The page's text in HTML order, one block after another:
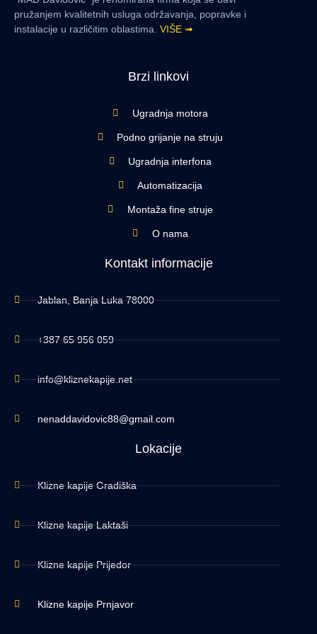
pružanjem kvalitetnih usluga održavanja, popravke i
instalacije u različitim oblastima. VIŠE ➟
Brzi linkovi
Ugradnja motora
Podno grijanje na struju
Ugradnja interfona
Automatizacija
Montaža fine struje
O nama
Kontakt informacije
Jablan, Banja Luka 78000
+387 65 956 059
info@kliznekapije.net
nenaddavidovic88@gmail.com
Lokacije
Klizne kapije Gradiška
Klizne kapije Laktaši
Klizne kapije Prijedor
Klizne kapije Prnjavor